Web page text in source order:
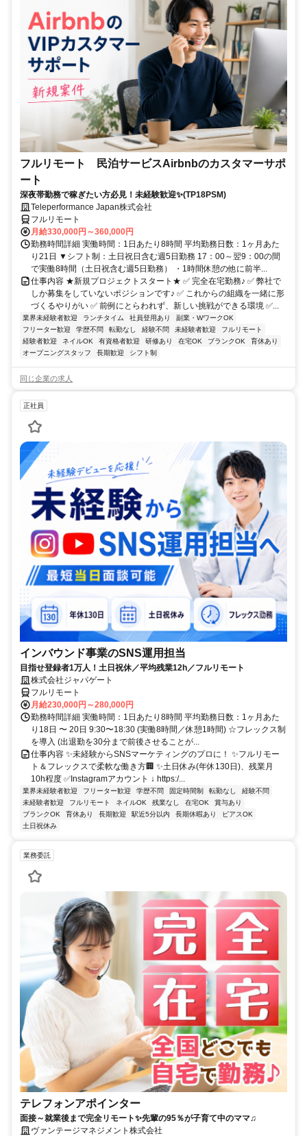
フルリモート 民泊サービスAirbnbのカスタマーサポ
ート
深夜帯勤務で稼ぎたい方必見！未経験歓迎✨(TP18PSM)
Teleperformance Japan株式会社
フルリモート
月給330,000円～360,000円
勤務時間詳細 実働時間：1日あたり8時間 平均勤務日数：1ヶ月あた
り21日 ▼シフト制：土日祝日含む週5日勤務 17：00～翌9：00の間
で実働8時間（土日祝含む週5日勤務） ・1時間休憩の他に前半...
仕事内容 ★新規プロジェクトスタート★ ✅ 完全在宅勤務♪ ✅ 弊社で
しか募集をしていないポジションです♪ ✅ これからの組織を一緒に形
づくるやりがい ✅ 前例にとらわれず、新しい挑戦ができる環境 ✅...
業界未経験者歓迎 ランチタイム 社員登用あり
副業・WワークOK
フリーター歓迎
学歴不問 転勤なし 経験不問 未経験者歓迎
フルリモート
経験者歓迎
ネイルOK 有資格者歓迎 研修あり 在宅OK ブランクOK
育休あり
オープニングスタッフ
長期歓迎 シフト制
同じ企業の求人
正社員
インバウンド事業のSNS運用担当
目指せ登録者1万人！土日祝休／平均残業12h／フルリモート
株式会社ジャパゲート
フルリモート
月給230,000円～280,000円
勤務時間詳細 実働時間：1日あたり8時間 平均勤務日数：1ヶ月あた
り18日 〜 20日 9:30〜18:30 (実働8時間／休憩1時間) ☆フレックス制
を導入 (出退勤を30分まで前後させることが...
仕事内容 ✨未経験からSNSマーケティングのプロに！ ✨フルリモー
ト＆フレックスで柔軟な働き方🏢 ✨土日休み(年休130日)、残業月
10h程度 ✅Instagramアカウント ↓ https:/...
業界未経験者歓迎 フリーター歓迎 学歴不問 固定時間制 転勤なし
経験不問
未経験者歓迎
フルリモート ネイルOK 残業なし 在宅OK
賞与あり
ブランクOK
育休あり 長期歓迎 駅近5分以内 長期休暇あり
ピアスOK
土日祝休み
業務委託
テレフォンアポインター
面接～就業後まで完全リモート✨先輩の95％が子育て中のママ♫
ヴァンテージマネジメント株式会社